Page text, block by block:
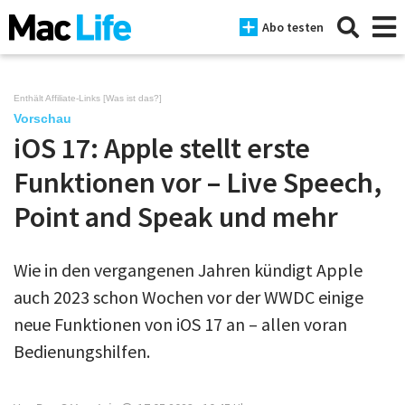
Abo testen
News
iPhone
Mac
iPad
Tests
Tipps
Enthält Affiliate-Links [Was ist das?]
Vorschau
iOS 17: Apple stellt erste
Funktionen vor – Live Speech,
Point and Speak und mehr
Wie in den vergangenen Jahren kündigt Apple
auch 2023 schon Wochen vor der WWDC einige
neue Funktionen von iOS 17 an – allen voran
Bedienungshilfen.